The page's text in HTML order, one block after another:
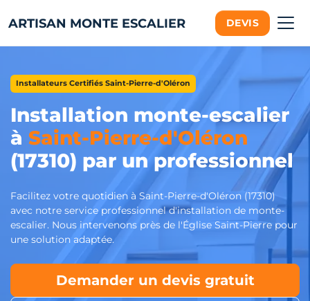
ARTISAN MONTE ESCALIER DEVIS
Installateurs Certifiés Saint-Pierre-d'Oléron
Installation monte-escalier
à Saint-Pierre-d'Oléron
(17310) par un professionnel
Facilitez votre quotidien à Saint-Pierre-d'Oléron (17310)
avec notre service professionnel d'installation de monte-
escalier. Nous intervenons près de l'Église Saint-Pierre pour
une solution adaptée.
Demander un devis gratuit